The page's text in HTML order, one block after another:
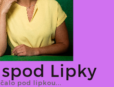
Lipky
pod lipkou...